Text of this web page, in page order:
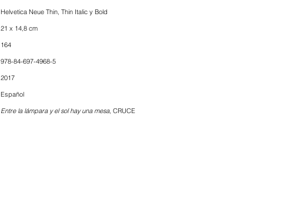
Helvetica Neue Thin, Thin Italic y Bold
21 x 14,8 cm
164
978-84-697-4968-5
2017
Español
Entre la lámpara y el sol hay una mesa, CRUCE